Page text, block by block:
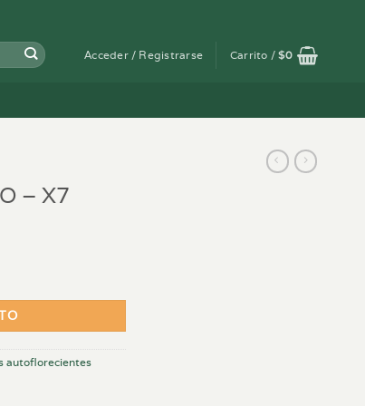
Acceder / Registrarse Carrito /$0
– X7
autoflorecientes